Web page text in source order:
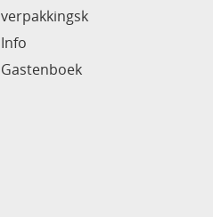
verpakkingsk
Info
Gastenboek